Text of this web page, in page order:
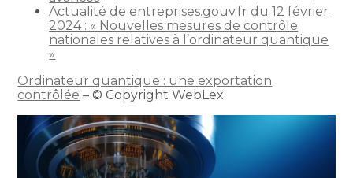
Actualité de entreprises.gouv.fr du 12 février
2024 : « Nouvelles mesures de contrôle
nationales relatives à l’ordinateur quantique
»
Ordinateur quantique : une exportation
contrôlée – © Copyright WebLex